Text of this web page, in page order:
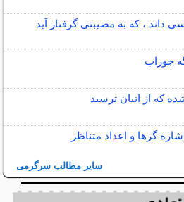
داند ، که به مصیبتی گرفتار آید
که از انبان ترسید
گرها و اعداد متناظر
سایر مطالب سرگرمی